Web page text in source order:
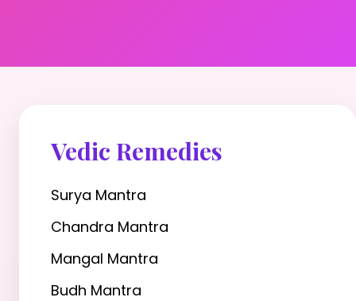
Vedic Remedies
Surya Mantra
Chandra Mantra
Mangal Mantra
Budh Mantra